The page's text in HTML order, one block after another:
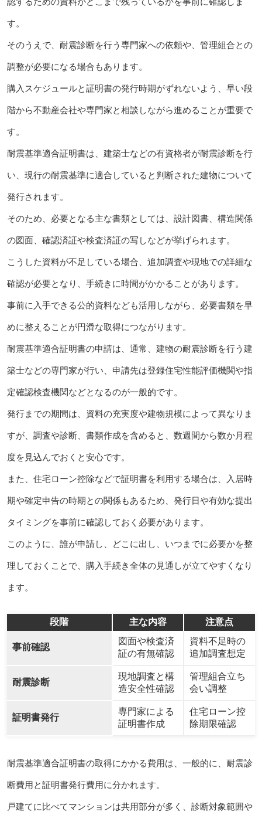
す。
そのうえで、耐震診断を行う専門家への依頼や、管理組合との
調整が必要になる場合もあります。
購入スケジュールと証明書の発行時期がずれないよう、早い段
階から不動産会社や専門家と相談しながら進めることが重要で
す。
耐震基準適合証明書は、建築士などの有資格者が耐震診断を行
い、現行の耐震基準に適合していると判断された建物について
発行されます。
そのため、必要となる主な書類としては、設計図書、構造関係
の図面、確認済証や検査済証の写しなどが挙げられます。
こうした資料が不足している場合、追加調査や現地での詳細な
確認が必要となり、手続きに時間がかかることがあります。
事前に入手できる公的資料なども活用しながら、必要書類を早
めに整えることが円滑な取得につながります。
耐震基準適合証明書の申請は、通常、建物の耐震診断を行う建
築士などの専門家が行い、申請先は登録住宅性能評価機関や指
定確認検査機関などとなるのが一般的です。
発行までの期間は、資料の充実度や建物規模によって異なりま
すが、調査や診断、書類作成を含めると、数週間から数か月程
度を見込んでおくと安心です。
また、住宅ローン控除などで証明書を利用する場合は、入居時
期や確定申告の時期との関係もあるため、発行日や有効な提出
タイミングを事前に確認しておく必要があります。
このように、誰が申請し、どこに出し、いつまでに必要かを整
理しておくことで、購入手続き全体の見通しが立てやすくなり
ます。
段階 主な内容 注意点
事前確認
図面や検査済
証の有無確認
資料不足時の
追加調査想定
耐震診断
現地調査と構
造安全性確認
管理組合立ち
会い調整
証明書発行
専門家による
証明書作成
住宅ローン控
除期限確認
耐震基準適合証明書の取得にかかる費用は、一般的に、耐震診
断費用と証明書発行費用に分かれます。
戸建てに比べてマンションは共用部分が多く、診断対象範囲や